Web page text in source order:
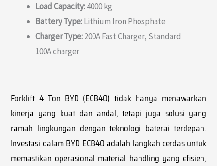
Load Capacity:4000 kg
Battery Type:Lithium Iron Phosphate
Charger Type:200A Fast Charger, Standard
100A charger
Forklift 4 Ton BYD (ECB40) tidak hanya menawarkan
kinerja yang kuat dan andal, tetapi juga solusi yang
ramah lingkungan dengan teknologi baterai terdepan.
Investasi dalam BYD ECB40 adalah langkah cerdas untuk
memastikan operasional material handling yang efisien,